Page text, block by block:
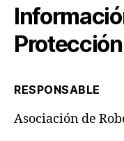
RESPONSABLE
Asociación de